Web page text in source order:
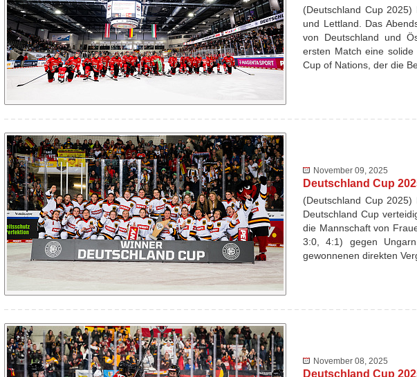
(Deutschland Cup
und Lettland. Das
von Deutschland und
ersten Match eine
Cup of Nations, der die
November 09, 2025
Deutschland Cup
(Deutschland Cup
Deutschland Cup
die Mannschaft von
3:0, 4:1) gegen
gewonnenen direkten
November 08, 2025
Deutschland Cup